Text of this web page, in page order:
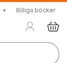
• Billiga böcker